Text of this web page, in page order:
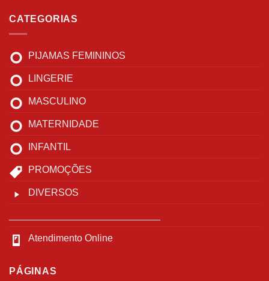
CATEGORIAS
PIJAMAS FEMININOS
LINGERIE
MASCULINO
MATERNIDADE
INFANTIL
PROMOÇÕES
DIVERSOS
Atendimento Online
PÁGINAS